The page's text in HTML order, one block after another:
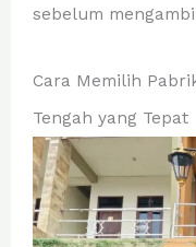
sebelum
Cara Memilih
Tengah yang Tepat